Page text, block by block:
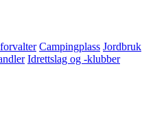
Campingplass Jordbruk
Idrettslag og -klubber